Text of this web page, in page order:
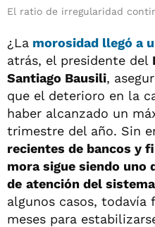
El ratio de irregularidad
¿La morosidad llegó a
atrás, el presidente del
Santiago Bausili,
que el deterioro en la
haber alcanzado un
trimestre del año. Sin
recientes de bancos y
mora sigue siendo uno
de atención del
algunos casos, todavía
meses para